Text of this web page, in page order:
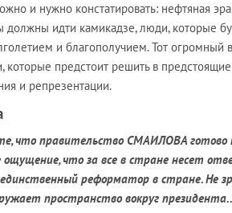
и нужно констатировать: нефтяная
должны идти камикадзе, люди, которые
и благополучием. Тот огромный
которые предстоит решить в
и репрезентации.
что правительство СМАИЛОВА готово
что за все в стране несет
реформатор в стране. Не
пространство вокруг